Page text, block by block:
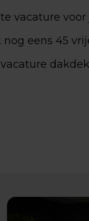
vacature
eens 45